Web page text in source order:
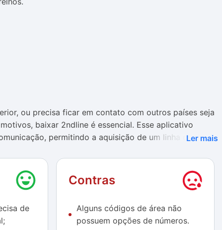
ou precisa ficar em contato com outros países seja
baixar 2ndline é essencial. Esse aplicativo
permitindo a aquisição de um linha de
de números de telefone dos Estados Unidos e Canadá, o
especialmente pela possibilidade de realizar
pois não necessita de nada mais do que o
Ler mais
de
Contras
Alguns códigos de área não
possuem opções de números.